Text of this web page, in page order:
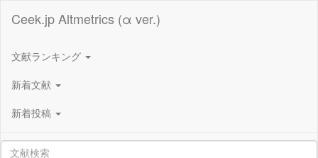
Ceek.jp Altmetrics (α ver.)
文献ランキング
新着文献
新着投稿